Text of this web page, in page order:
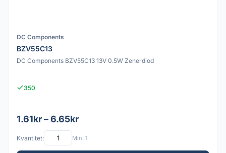
DC Components
BZV55C13
DC Components BZV55C13 13V 0.5W Zenerdiod
350
1.61kr – 6.65kr
Kvantitet: Min: 1